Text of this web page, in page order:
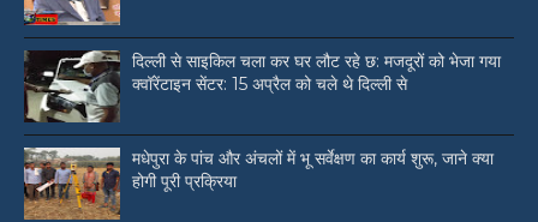
दिल्ली से साइकिल चला कर घर लौट रहे छ: मजदूरों को भेजा गया
क्वॉरेंटाइन सेंटर: 15 अप्रैल को चले थे दिल्ली से
मधेपुरा के पांच और अंचलों में भू सर्वेक्षण का कार्य शुरू, जाने क्या
होगी पूरी प्रक्रिया